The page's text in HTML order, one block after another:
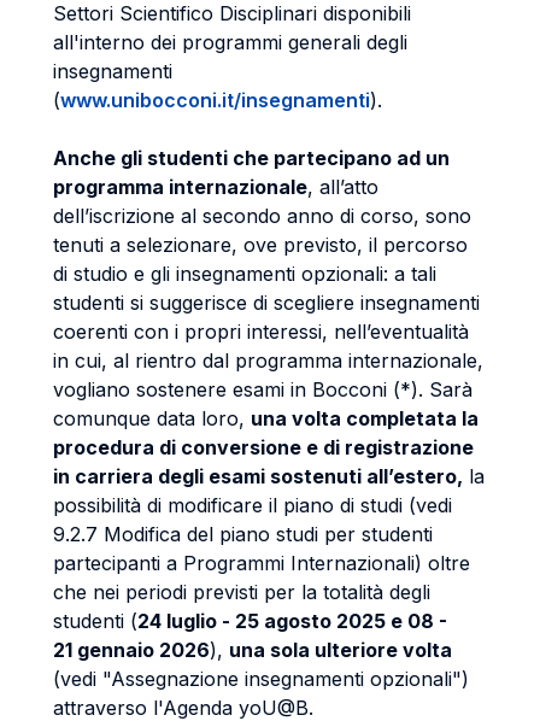
Settori Scientifico Disciplinari disponibili
all'interno dei programmi generali degli
insegnamenti
(www.unibocconi.it/insegnamenti).
Anche gli studenti che partecipano ad un
programma internazionale, all’atto
dell’iscrizione al secondo anno di corso, sono
tenuti a selezionare, ove previsto, il percorso
di studio e gli insegnamenti opzionali: a tali
studenti si suggerisce di scegliere insegnamenti
coerenti con i propri interessi, nell’eventualità
in cui, al rientro dal programma internazionale,
vogliano sostenere esami in Bocconi (*). Sarà
comunque data loro, una volta completata la
procedura di conversione e di registrazione
in carriera degli esami sostenuti all’estero, la
possibilità di modificare il piano di studi (vedi
9.2.7 Modifica del piano studi per studenti
partecipanti a Programmi Internazionali) oltre
che nei periodi previsti per la totalità degli
studenti (24 luglio - 25 agosto 2025 e 08 -
21 gennaio 2026), una sola ulteriore volta
(vedi "Assegnazione insegnamenti opzionali")
attraverso l'Agenda yoU@B.